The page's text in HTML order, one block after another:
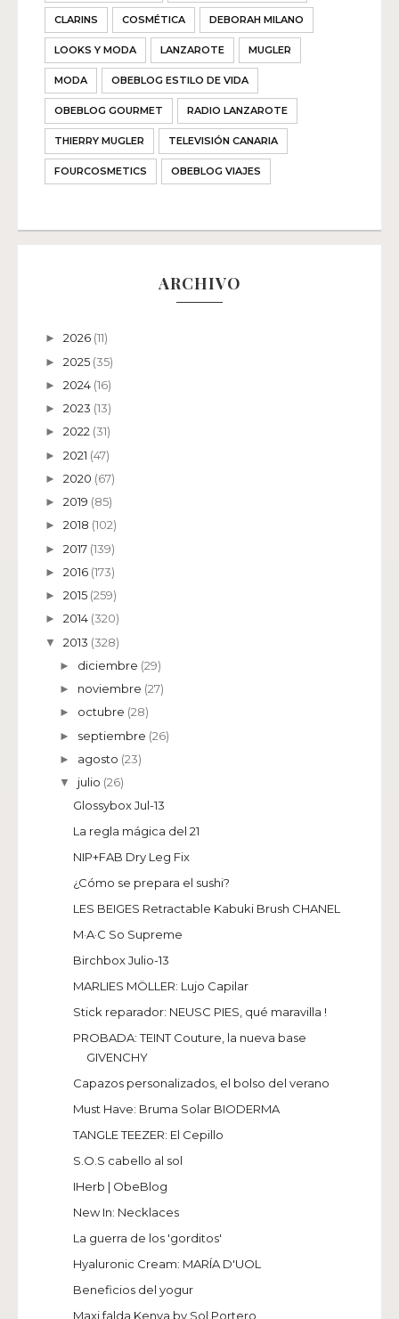
CLARINS COSMÉTICA DEBORAH MILANO
LOOKS Y MODA LANZAROTE MUGLER
MODA OBEBLOG ESTILO DE VIDA
OBEBLOG GOURMET RADIO LANZAROTE
THIERRY MUGLER TELEVISIÓN CANARIA
FOURCOSMETICS OBEBLOG VIAJES
ARCHIVO
► 2026 (11)
► 2025 (35)
► 2024 (16)
► 2023 (13)
► 2022 (31)
► 2021 (47)
► 2020 (67)
► 2019 (85)
► 2018 (102)
► 2017 (139)
► 2016 (173)
► 2015 (259)
► 2014 (320)
▼ 2013 (328)
► diciembre (29)
► noviembre (27)
► octubre (28)
► septiembre (26)
► agosto (23)
▼ julio (26)
Glossybox Jul-13
La regla mágica del 21
NIP+FAB Dry Leg Fix
¿Cómo se prepara el sushi?
LES BEIGES Retractable Kabuki Brush CHANEL
M·A·C So Supreme
Birchbox Julio-13
MARLIES MÖLLER: Lujo Capilar
Stick reparador: NEUSC PIES, qué maravilla !
PROBADA: TEINT Couture, la nueva base
GIVENCHY
Capazos personalizados, el bolso del verano
Must Have: Bruma Solar BIODERMA
TANGLE TEEZER: El Cepillo
S.O.S cabello al sol
IHerb | ObeBlog
New In: Necklaces
La guerra de los 'gorditos'
Hyaluronic Cream: MARÍA D'UOL
Beneficios del yogur
Maxi falda Kenya by Sol Portero